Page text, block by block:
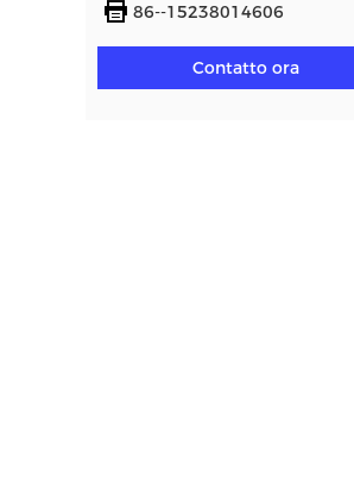
86--15238014606
Contatto ora